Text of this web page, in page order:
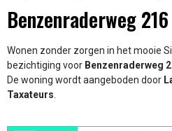
Benzenraderweg
Wonen zonder zorgen in het mooie
bezichtiging voor Benzenraderweg
De woning wordt aangeboden door
Taxateurs